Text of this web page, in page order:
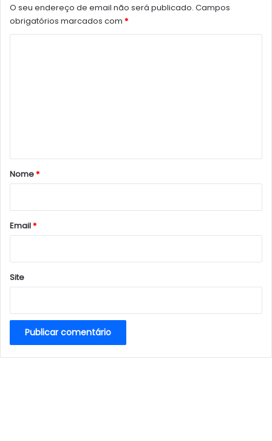
O seu endereço de email não será publicado. Campos
obrigatórios marcados com *
r
*
Nome*
Email*
Site